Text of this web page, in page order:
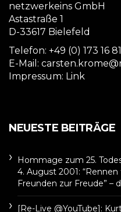
netzwerkeins GmbH
Astastraße 1
D-33617 Bielefeld
Telefon: +49 (0) 173 16 81
E-Mail:
Impressum: Link
NEUESTE BEITRÄGE
Hommage zum 25.
4. August 2001:
Freunden zur Freude” –
[Re-Live @YouTube]: